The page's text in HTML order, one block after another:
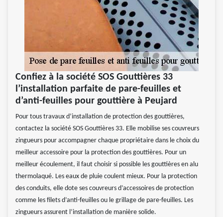
Confiez à la société SOS Gouttières 33
l’installation parfaite de pare-feuilles et
d’anti-feuilles pour gouttière à Peujard
Pour tous travaux d’installation de protection des gouttières,
contactez la société SOS Gouttières 33. Elle mobilise ses couvreurs
zingueurs pour accompagner chaque propriétaire dans le choix du
meilleur accessoire pour la protection des gouttières. Pour un
meilleur écoulement, il faut choisir si possible les gouttières en alu
thermolaqué. Les eaux de pluie coulent mieux. Pour la protection
des conduits, elle dote ses couvreurs d’accessoires de protection
comme les filets d’anti-feuilles ou le grillage de pare-feuilles. Les
zingueurs assurent l’installation de manière solide.